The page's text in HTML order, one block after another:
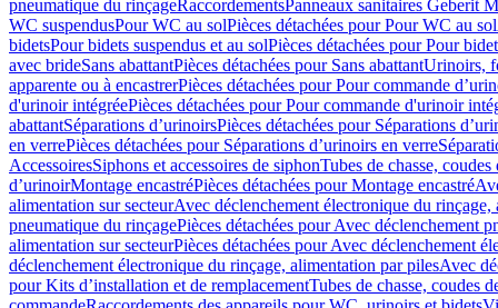
pneumatique du rinçageRaccordementsPanneaux sanitaires Geberit
WC suspendusPour WC au solPièces détachées pour Pour WC au sol
bidetsPour bidets suspendus et au solPièces détachées pour Pour
avec brideSans abattantPièces détachées pour Sans abattantUrinoirs,
apparente ou à encastrerPièces détachées pour Pour commande
d'urinoir intégréePièces détachées pour Pour commande d'urinoir
abattantSéparations d’urinoirsPièces détachées pour Séparations
en verrePièces détachées pour Séparations d’urinoirs en verre
AccessoiresSiphons et accessoires de siphonTubes de chasse, coudes
dʼurinoirMontage encastréPièces détachées pour Montage encastré
alimentation sur secteurAvec déclenchement électronique du
pneumatique du rinçagePièces détachées pour Avec déclenchement
alimentation sur secteurPièces détachées pour Avec déclenchement
déclenchement électronique du rinçage, alimentation par pilesAvec
pour Kits d’installation et de remplacementTubes de chasse, coudes